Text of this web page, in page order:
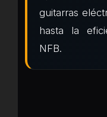
guitarras
hasta la
NFB.